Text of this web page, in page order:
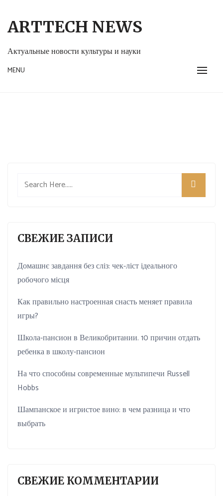
content
ARTTECH NEWS
Актуальные новости культуры и науки
MENU
СВЕЖИЕ ЗАПИСИ
Домашнє завдання без сліз: чек-ліст ідеального
робочого місця
Как правильно настроенная снасть меняет правила
игры?
Школа-пансион в Великобритании. 10 причин отдать
ребенка в школу-пансион
На что способны современные мультипечи Russell
Hobbs
Шампанское и игристое вино: в чем разница и что
выбрать
СВЕЖИЕ КОММЕНТАРИИ